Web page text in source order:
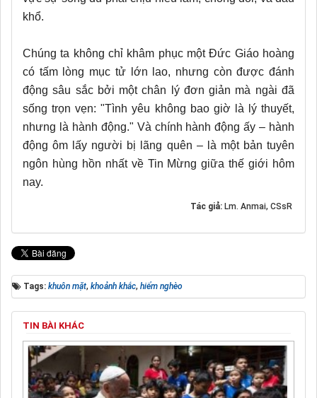
khổ.
Chúng ta không chỉ khâm phục một Đức Giáo hoàng
có tấm lòng mục tử lớn lao, nhưng còn được đánh
động sâu sắc bởi một chân lý đơn giản mà ngài đã
sống trọn vẹn: "Tình yêu không bao giờ là lý thuyết,
nhưng là hành động." Và chính hành động ấy – hành
động ôm lấy người bị lãng quên – là một bản tuyên
ngôn hùng hồn nhất về Tin Mừng giữa thế giới hôm
nay.
Tác giả: Lm. Anmai, CSsR
Tags: khuôn mặt, khoảnh khắc, hiểm nghèo
TIN BÀI KHÁC